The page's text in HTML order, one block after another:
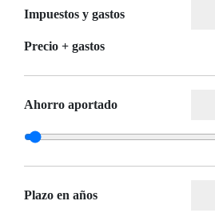
Impuestos y gastos
Precio + gastos
Ahorro aportado
Plazo en años